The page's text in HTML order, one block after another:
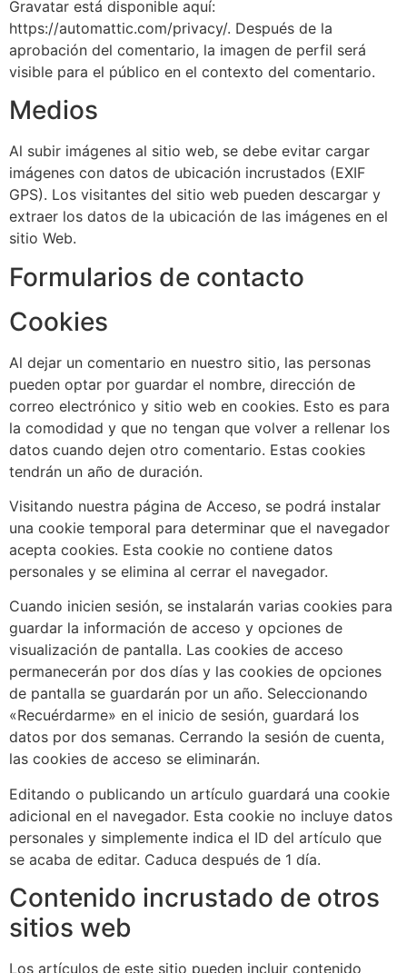
Gravatar está disponible aquí:
https://automattic.com/privacy/. Después de la
aprobación del comentario, la imagen de perfil será
visible para el público en el contexto del comentario.
Medios
Al subir imágenes al sitio web, se debe evitar cargar
imágenes con datos de ubicación incrustados (EXIF
GPS). Los visitantes del sitio web pueden descargar y
extraer los datos de la ubicación de las imágenes en el
sitio Web.
Formularios de contacto
Cookies
Al dejar un comentario en nuestro sitio, las personas
pueden optar por guardar el nombre, dirección de
correo electrónico y sitio web en cookies. Esto es para
la comodidad y que no tengan que volver a rellenar los
datos cuando dejen otro comentario. Estas cookies
tendrán un año de duración.
Visitando nuestra página de Acceso, se podrá instalar
una cookie temporal para determinar que el navegador
acepta cookies. Esta cookie no contiene datos
personales y se elimina al cerrar el navegador.
Cuando inicien sesión, se instalarán varias cookies para
guardar la información de acceso y opciones de
visualización de pantalla. Las cookies de acceso
permanecerán por dos días y las cookies de opciones
de pantalla se guardarán por un año. Seleccionando
«Recuérdarme» en el inicio de sesión, guardará los
datos por dos semanas. Cerrando la sesión de cuenta,
las cookies de acceso se eliminarán.
Editando o publicando un artículo guardará una cookie
adicional en el navegador. Esta cookie no incluye datos
personales y simplemente indica el ID del artículo que
se acaba de editar. Caduca después de 1 día.
Contenido incrustado de otros
sitios web
Los artículos de este sitio pueden incluir contenido